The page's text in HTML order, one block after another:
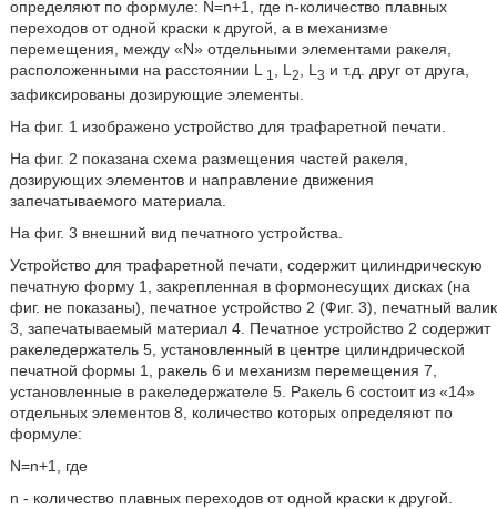
определяют по формуле: N=n+1, где n-количество плавных
переходов от одной краски к другой, а в механизме
перемещения, между «N» отдельными элементами ракеля,
расположенными на расстоянии L1 , L2, L3 и т.д. друг от друга,
зафиксированы дозирующие элементы.
На фиг. 1 изображено устройство для трафаретной печати.
На фиг. 2 показана схема размещения частей ракеля,
дозирующих элементов и направление движения
запечатываемого материала.
На фиг. 3 внешний вид печатного устройства.
Устройство для трафаретной печати, содержит цилиндрическую
печатную форму 1, закрепленная в формонесущих дисках (на
фиг. не показаны), печатное устройство 2 (Фиг. 3), печатный валик
3, запечатываемый материал 4. Печатное устройство 2 содержит
ракеледержатель 5, установленный в центре цилиндрической
печатной формы 1, ракель 6 и механизм перемещения 7,
установленные в ракеледержателе 5. Ракель 6 состоит из «14»
отдельных элементов 8, количество которых определяют по
формуле:
N=n+1, где
n - количество плавных переходов от одной краски к другой.